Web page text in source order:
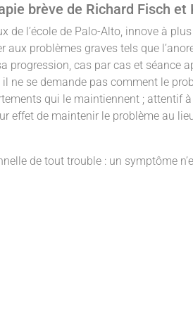
brève de Richard Fisch et
de l’école de Palo-Alto, innove à
problèmes graves tels que
progression, cas par cas et séance
ne se demande pas comment le
qui le maintiennent ; attentif
effet de maintenir le problème au
de tout trouble : un symptôme